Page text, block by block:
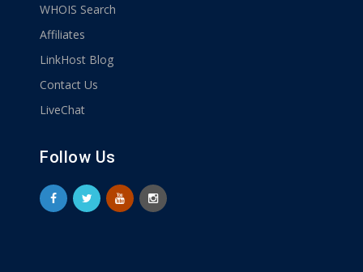
WHOIS Search
Affiliates
LinkHost Blog
Contact Us
LiveChat
Follow Us